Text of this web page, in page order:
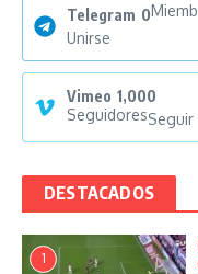
Telegram 0
Unirse
Vimeo 1,000
SeguidoresSeguir
DESTACADOS
1